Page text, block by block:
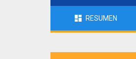
RESUMEN